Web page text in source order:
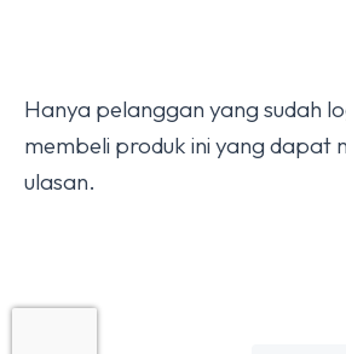
Hanya pelanggan yang sudah
membeli produk ini yang dapat
ulasan.